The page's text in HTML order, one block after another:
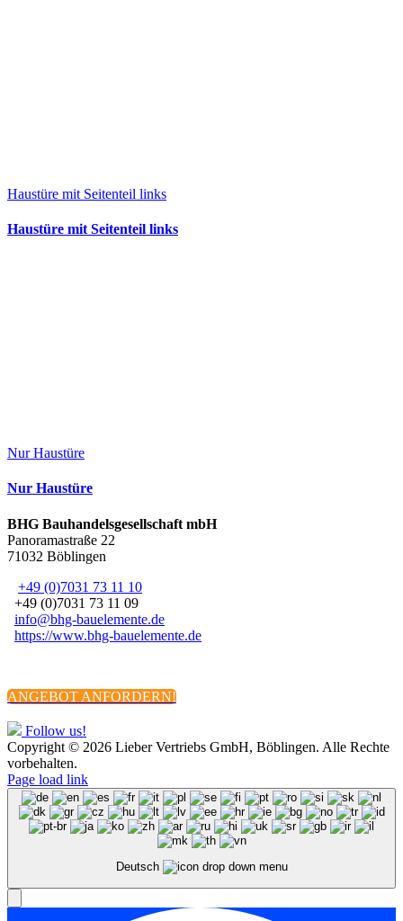
Haustüre mit Seitenteil links
Haustüre mit Seitenteil links
Nur Haustüre
Nur Haustüre
BHG Bauhandelsgesellschaft mbH
Panoramastraße 22
71032 Böblingen
+49 (0)7031 73 11 10
+49 (0)7031 73 11 09
info@bhg-bauelemente.de
https://www.bhg-bauelemente.de
ANGEBOT ANFORDERN!
Follow us!
Copyright © 2026 Lieber Vertriebs GmbH, Böblingen. Alle Rechte
vorbehalten.
Page load link
Deutsch